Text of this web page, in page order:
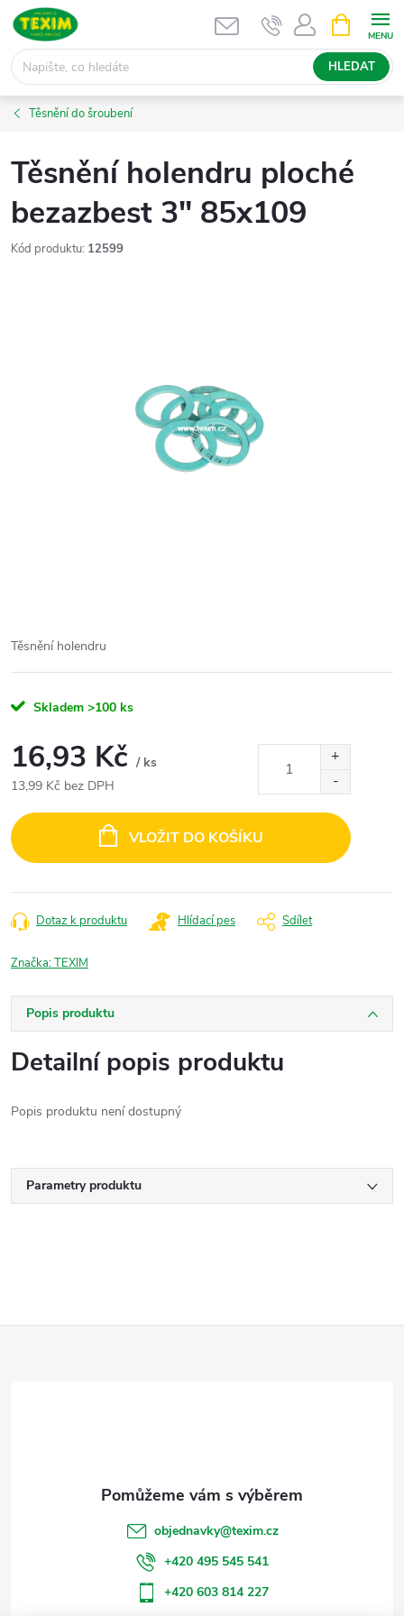
Přejít
obsah
HLEDAT
NÁKUPNÍ
KOŠÍK
Těsnění do šroubení
Těsnění holendru ploché
bezazbest 3" 85x109
Kód produktu: 12599
Těsnění holendru
Skladem >100 ks
16,93 Kč / ks
13,99 Kč bez DPH
cena:
VLOŽIT DO KOŠÍKU
Dotaz k produktu Hlídací pes Sdílet
Značka:TEXIM
Popis produktu
Detailní popis produktu
Popis produktu není dostupný
Parametry produktu
objednavky@texim.cz
+420 495 545 541
+420 603 814 227